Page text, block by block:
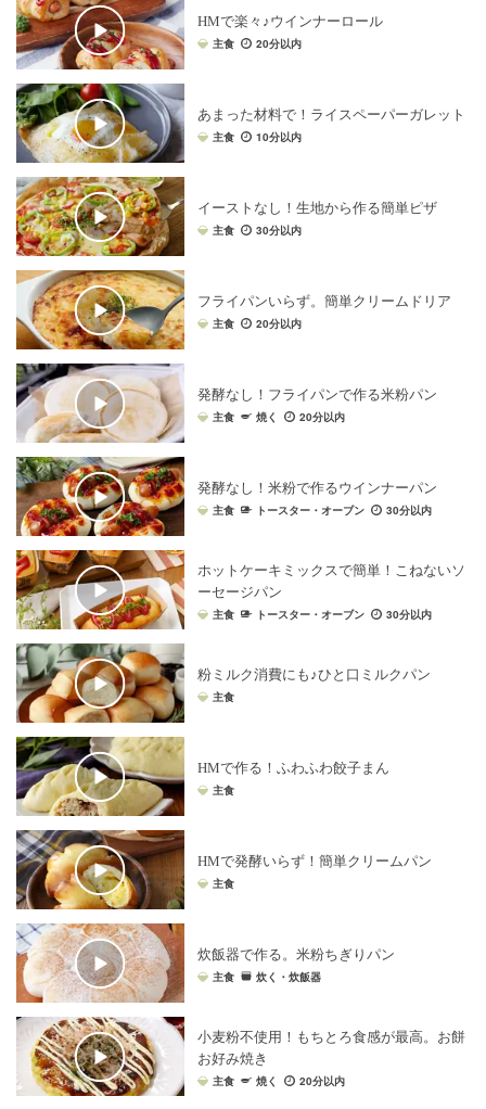
HMで楽々♪ウインナーロール
主食 20分以内
あまった材料で！ライスペーパーガレット
主食 10分以内
イーストなし！生地から作る簡単ピザ
主食 30分以内
フライパンいらず。簡単クリームドリア
主食 20分以内
発酵なし！フライパンで作る米粉パン
主食 焼く 20分以内
発酵なし！米粉で作るウインナーパン
主食 トースター・オーブン 30分以内
ホットケーキミックスで簡単！こねないソ
ーセージパン
主食 トースター・オーブン 30分以内
粉ミルク消費にも♪ひと口ミルクパン
主食
HMで作る！ふわふわ餃子まん
主食
HMで発酵いらず！簡単クリームパン
主食
炊飯器で作る。米粉ちぎりパン
主食 炊く・炊飯器
小麦粉不使用！もちとろ食感が最高。お餅
お好み焼き
主食 焼く 20分以内